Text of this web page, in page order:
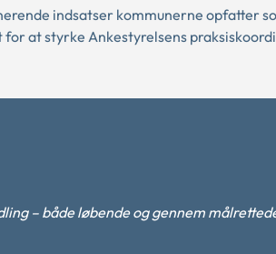
indsatser kommunerne opfatter
at styrke Ankestyrelsens
– både løbende og gennem